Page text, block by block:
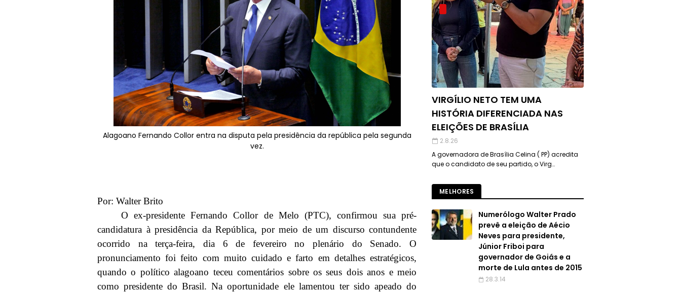
Alagoano Fernando Collor entra na disputa pela presidência da república pela segunda
vez.
Por: Walter Brito
O ex-presidente Fernando Collor de Melo (PTC), confirmou sua pré-
candidatura à presidência da República, por meio de um discurso contundente
ocorrido na terça-feira, dia 6 de fevereiro no plenário do Senado. O
pronunciamento foi feito com muito cuidado e farto em detalhes estratégicos,
quando o político alagoano teceu comentários sobre os seus dois anos e meio
como presidente do Brasil. Na oportunidade ele lamentou ter sido apeado do
VIRGÍLIO NETO TEM UMA
HISTÓRIA DIFERENCIADA NAS
ELEIÇÕES DE BRASÍLIA
2.8.26
A governadora de Brasília Celina ( PP) acredita
que o candidato de seu partido, o Virg…
MELHORES
Numerólogo Walter Prado
prevê a eleição de Aécio
Neves para presidente,
Júnior Friboi para
governador de Goiás e a
morte de Lula antes de 2015
28.3.14